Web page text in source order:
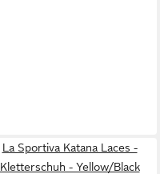
La Sportiva Katana Laces -
Kletterschuh - Yellow/Black